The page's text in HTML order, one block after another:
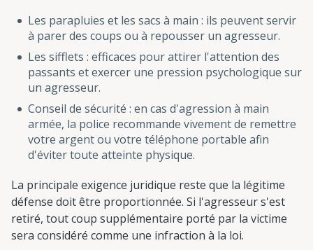
Les parapluies et les sacs à main : ils peuvent servir
à parer des coups ou à repousser un agresseur.
Les sifflets : efficaces pour attirer l'attention des
passants et exercer une pression psychologique sur
un agresseur.
Conseil de sécurité : en cas d'agression à main
armée, la police recommande vivement de remettre
votre argent ou votre téléphone portable afin
d'éviter toute atteinte physique.
La principale exigence juridique reste que la légitime
défense doit être proportionnée. Si l'agresseur s'est
retiré, tout coup supplémentaire porté par la victime
sera considéré comme une infraction à la loi.